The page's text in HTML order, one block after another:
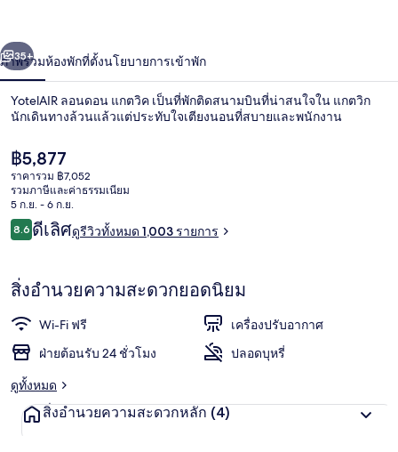
า
ถัดไป
35+
ภาพรวมห้องพักที่ตั้งนโยบายการเข้าพัก
YotelAIR ลอนดอน แกตวิค เป็นที่พักติดสนามบินที่น่าสนใจใน แกตวิก
นักเดินทางล้วนแล้วแต่ประทับใจเตียงนอนที่สบายและพนักงาน
ราคา
ปัจจุบัน
฿5,877
฿5,877
ราคารวม ฿7,052
รวมภาษีและค่าธรรมเนียม
5 ก.ย. - 6 ก.ย.
รีวิว
8.68.6 จาก 10
ดีเลิศดูรีวิวทั้งหมด 1,003 รายการ
สิ่งอำนวยความสะดวกยอดนิยม
Wi-Fi ฟรี
เครื่องปรับอากาศ
ฝ่ายต้อนรับ 24 ชั่วโมง
ปลอดบุหรี่
ดูทั้งหมด
สิ่งอำนวยความสะดวกหลัก (4)